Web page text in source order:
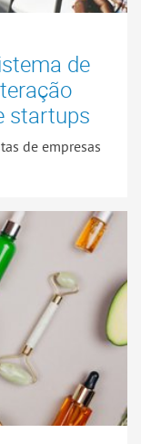
de
startups
de empresas